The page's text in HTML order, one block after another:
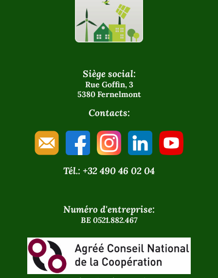
Siège social:
Rue Goffin, 3
5380 Fernelmont
Contacts:
Tél.: +32 490 46 02 04
Numéro d'entreprise:
BE 0521.882.467